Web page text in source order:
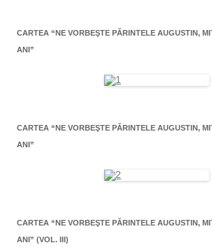
CARTEA “NE VORBEŞTE PĂRINTELE AUGUSTIN,
ANI”
CARTEA “NE VORBEŞTE PĂRINTELE AUGUSTIN,
ANI”
CARTEA “NE VORBEŞTE PĂRINTELE AUGUSTIN,
ANI” (VOL. III)